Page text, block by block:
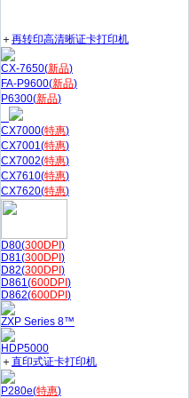
＋再转印高清晰证卡打印机
CX-7650(新品)
FA-P9600(新品)
P6300(新品)
CX7000(特惠)
CX7001(特惠)
CX7002(特惠)
CX7610(特惠)
CX7620(特惠)
D80(300DPI )
D81(300DPI )
D82(300DPI )
D861(600DPI )
D862(600DPI )
ZXP Series 8™
HDP5000
＋直印式证卡打印机
P280e(特惠)